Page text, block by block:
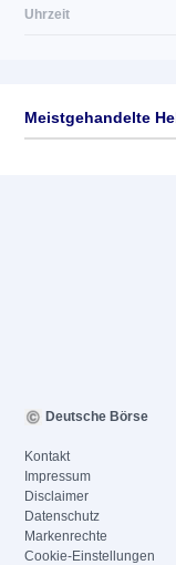
Uhrzeit
Meistgehandelte
Deutsche Börse
Kontakt
Impressum
Disclaimer
Datenschutz
Markenrechte
Cookie-Einstellungen